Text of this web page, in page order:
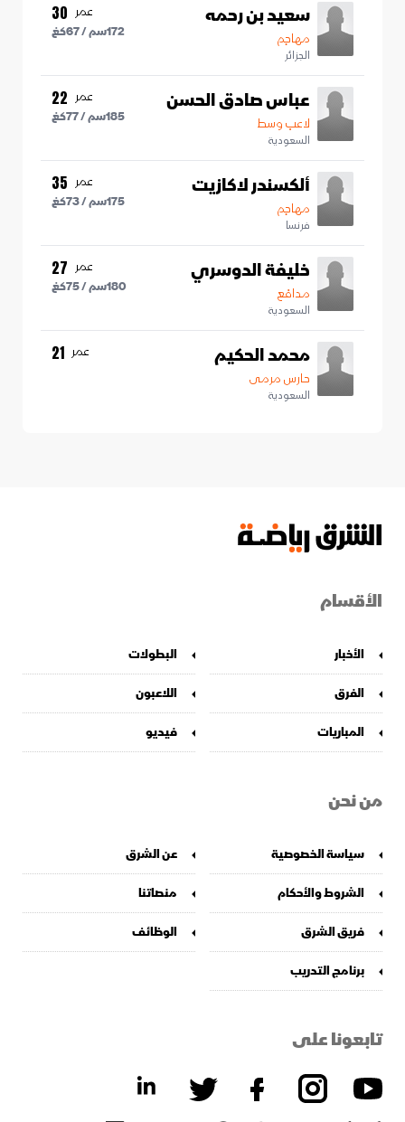
سعيد بن رحمه
مهاجم
الجزائر
عمر 30
172سم /67كغ
عباس صادق الحسن
لاعب وسط
السعودية
عمر 22
185سم /77كغ
ألكسندر لاكازيت
مهاجم
فرنسا
عمر 35
175سم /73كغ
خليفة الدوسري
مدافع
السعودية
عمر 27
180سم /75كغ
محمد الحكيم
حارس مرمى
السعودية
عمر 21
الأقسام
الأخبار
البطولات
الفرق
اللاعبون
المباريات
فيديو
من نحن
سياسة الخصوصية
عن الشرق
الشروط والأحكام
منصاتنا
فريق الشرق
الوظائف
برنامج التدريب
تابعونا على